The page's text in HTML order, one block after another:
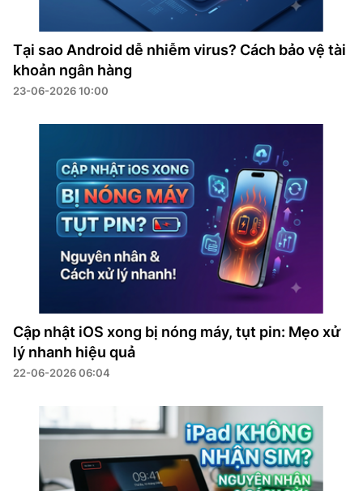
Tại sao Android dễ nhiễm virus? Cách bảo vệ tài
khoản ngân hàng
23-06-2026 10:00
Cập nhật iOS xong bị nóng máy, tụt pin: Mẹo xử
lý nhanh hiệu quả
22-06-2026 06:04